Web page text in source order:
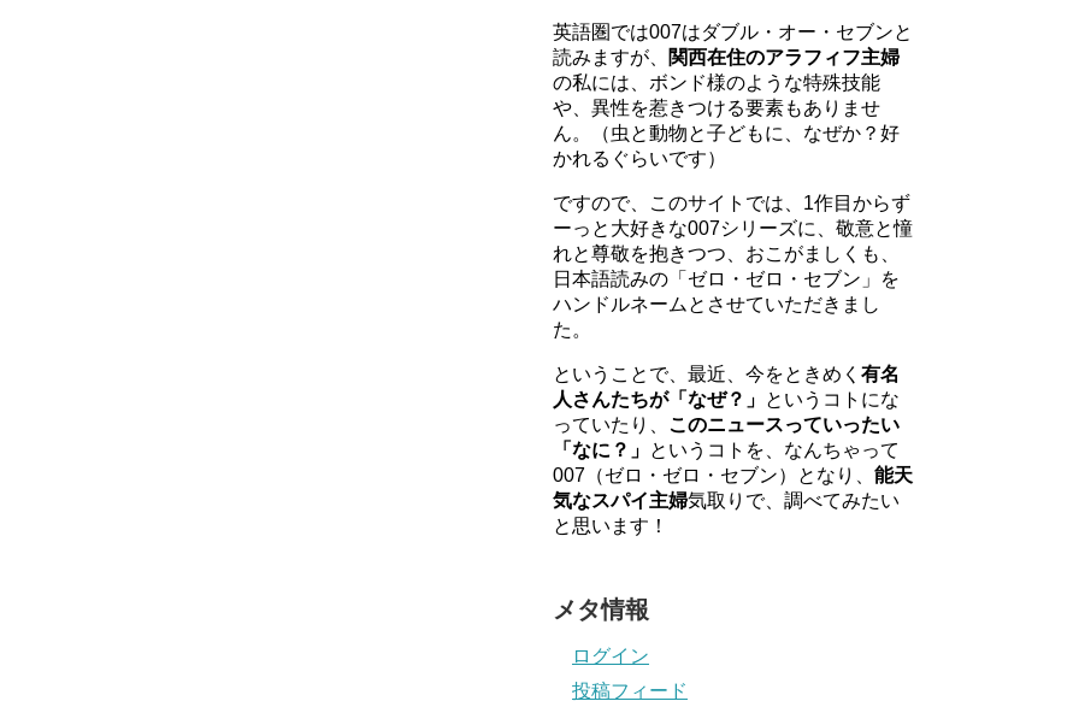
英語圏では007はダブル・オー・セブンと
読みますが、
関西在住のアラフィフ主婦
の私には、ボンド様のような特殊技能
や、異性を惹きつける要素もありませ
ん。（虫と動物と子どもに、なぜか？好
かれるぐらいです）
ですので、このサイトでは、1作目からず
ーっと大好きな007シリーズに、敬意と憧
れと尊敬を抱きつつ、おこがましくも、
日本語読みの「ゼロ・ゼロ・セブン」を
ハンドルネームとさせていただきまし
た。
ということで、最近、今をときめく 有名
人さんたちが「なぜ？」 というコトにな
っていたり、 このニュースっていったい
「なに？」 というコトを、なんちゃって
007（ゼロ・ゼロ・セブン）となり、 能天
気なスパイ主婦気取りで、調べてみたい
と思います！
メタ情報
ログイン
投稿フィード